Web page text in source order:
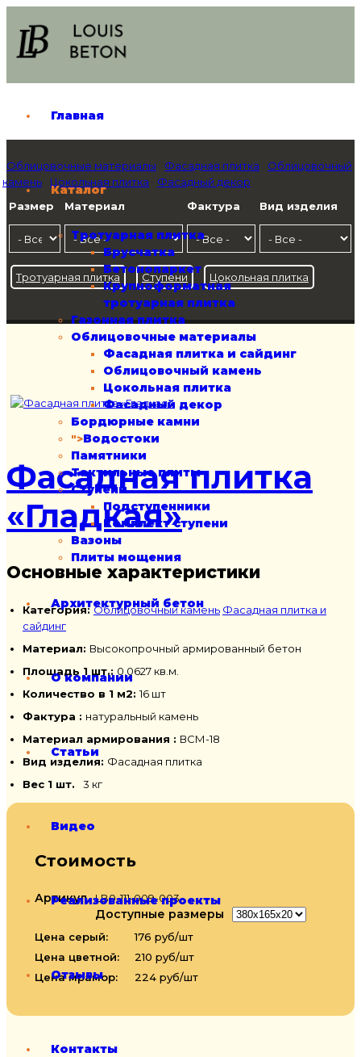
Главная
Каталог
Тротуарная плитка
Брусчатка
Бетонопаркет
Крупноформатная
тротуарная плитка
Газонная плитка
Облицовочные материалы
Фасадная плитка и сайдинг
Облицовочный камень
Цокольная плитка
Фасадный декор
Бордюрные камни
">Водостоки
Памятники
Тактильные плиты
Ступени
Подступенники
Комплект ступени
Вазоны
Плиты мощения
Архитектурный бетон
О компании
Статьи
Видео
Реализованные проекты
Отзывы
Контакты
Облицовочные материалы Фасадная плитка
Облицовочный
камень
Цокольная плитка
Фасадный декор
Размер
Материал Фактура Вид изделия
Тротуарная плитка Ступени Цокольная плитка
Фасадная плитка
«Гладкая»
Основные характеристики
Категория:Облицовочный камень Фасадная плитка и
сайдинг
Материал: Высокопрочный армированный бетон
Площадь 1 шт.: 0,0627 кв.м.
Количество в 1 м2:16 шт
Фактура : натуральный камень
Материал армирования : ВСМ-18
Вид изделия: Фасадная плитка
Вес 1 шт.
3 кг
Стоимость
Артикул LB0-111-009-003
Доступные размеры
Цена серый:
176 руб/шт
Цена цветной:
210 руб/шт
Цена мрамор:
224 руб/шт